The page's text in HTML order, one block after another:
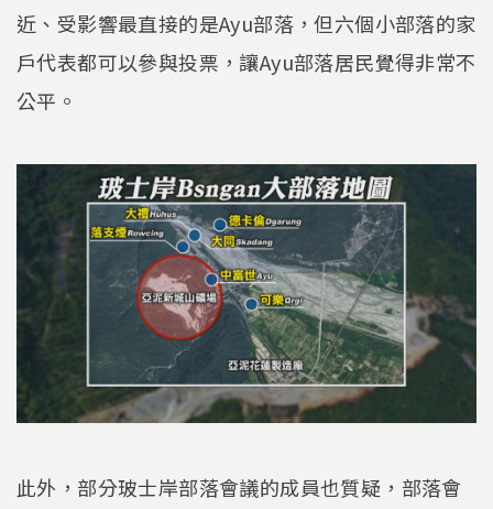
近、受影響最直接的是Ayu部落，但六個小部落的家
戶代表都可以參與投票，讓Ayu部落居民覺得非常不
公平。
此外，部分玻士岸部落會議的成員也質疑，部落會